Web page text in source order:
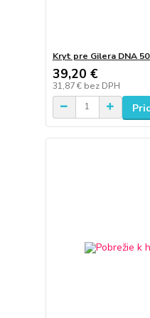
Kryt pre Gilera DNA
39,20 €
31,87 € bez DPH